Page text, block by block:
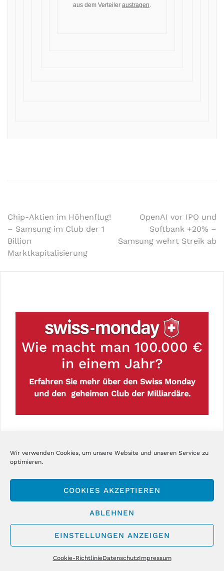
Wir verwenden Cookies, um unsere Website und unseren Service zu
optimieren.
COOKIES AKZEPTIEREN
ABLEHNEN
EINSTELLUNGEN ANZEIGEN
Cookie-RichtlinieDatenschutzImpressum
aus dem Verteiler austragen.
Chip-Aktien im Höhenflug!
– Samsung im Club der 1
Billion
Marktkapitalisierung
OpenAI vor IPO und
Softbank +20% –
Samsung wehrt Streik ab
Wie macht man 100.000 €
in einem Jahr?
Erfahren Sie mehr über den Swiss Monday
und den geheimen Club der Milliardäre.
Newsletter
Hinweis zum Datenschutz